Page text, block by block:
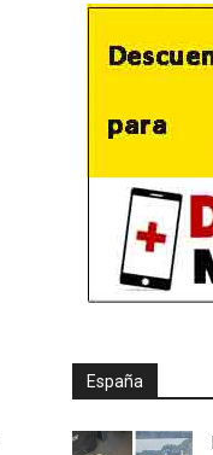
España